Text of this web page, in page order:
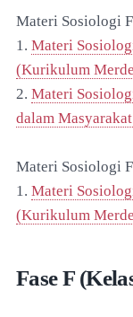
Materi Sosiologi
1. Materi
(Kurikulum
2. Materi
dalam
Materi Sosiologi
1. Materi
(Kurikulum
Fase F